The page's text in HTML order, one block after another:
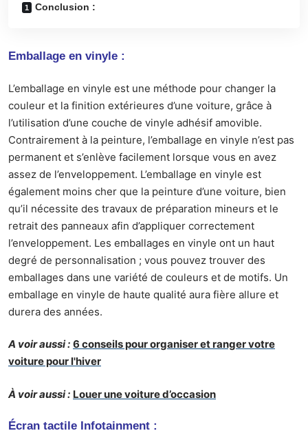
Conclusion :
Emballage en vinyle :
L’emballage en vinyle est une méthode pour changer la
couleur et la finition extérieures d’une voiture, grâce à
l’utilisation d’une couche de vinyle adhésif amovible.
Contrairement à la peinture, l’emballage en vinyle n’est pas
permanent et s’enlève facilement lorsque vous en avez
assez de l’enveloppement. L’emballage en vinyle est
également moins cher que la peinture d’une voiture, bien
qu’il nécessite des travaux de préparation mineurs et le
retrait des panneaux afin d’appliquer correctement
l’enveloppement. Les emballages en vinyle ont un haut
degré de personnalisation ; vous pouvez trouver des
emballages dans une variété de couleurs et de motifs. Un
emballage en vinyle de haute qualité aura fière allure et
durera des années.
A voir aussi : 6 conseils pour organiser et ranger votre
voiture pour l'hiver
À voir aussi : Louer une voiture d’occasion
Écran tactile Infotainment :